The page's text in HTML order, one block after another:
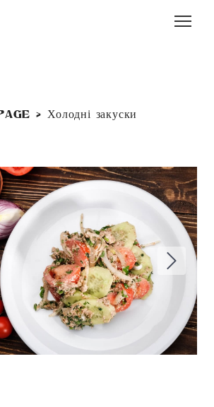
Холодні закуски